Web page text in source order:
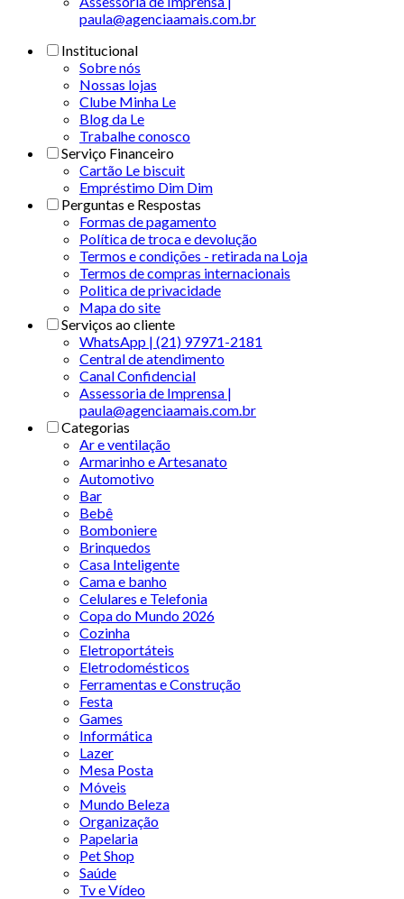
paula@agenciaamais.com.br
Institucional
Sobre nós
Nossas lojas
Clube Minha Le
Blog da Le
Trabalhe conosco
Serviço Financeiro
Cartão Le biscuit
Empréstimo Dim Dim
Perguntas e Respostas
Formas de pagamento
Política de troca e devolução
Termos e condições - retirada na Loja
Termos de compras internacionais
Politica de privacidade
Mapa do site
Serviços ao cliente
WhatsApp | (21) 97971-2181
Central de atendimento
Canal Confidencial
Assessoria de Imprensa |
paula@agenciaamais.com.br
Categorias
Ar e ventilação
Armarinho e Artesanato
Automotivo
Bar
Bebê
Bomboniere
Brinquedos
Casa Inteligente
Cama e banho
Celulares e Telefonia
Copa do Mundo 2026
Cozinha
Eletroportáteis
Eletrodomésticos
Ferramentas e Construção
Festa
Games
Informática
Lazer
Mesa Posta
Móveis
Mundo Beleza
Organização
Papelaria
Pet Shop
Saúde
Tv e Vídeo